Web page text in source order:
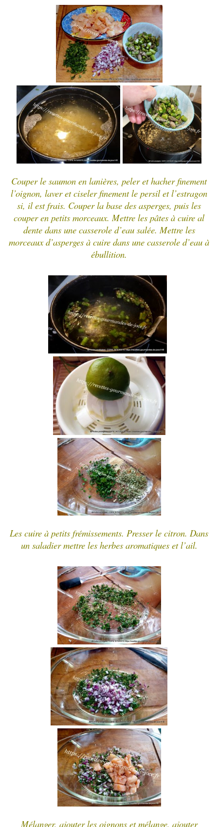
Couper le saumon en lanières, peler et hacher finement
l’oignon, laver et ciseler finement le persil et l’estragon
si, il est frais. Couper la base des asperges, puis les
couper en petits morceaux. Mettre les pâtes à cuire al
dente dans une casserole d’eau salée. Mettre les
morceaux d’asperges à cuire dans une casserole d’eau à
ébullition.
Les cuire à petits frémissements. Presser le citron. Dans
un saladier mettre les herbes aromatiques et l’ail.
Mélanger, ajouter les oignons et mélange, ajouter